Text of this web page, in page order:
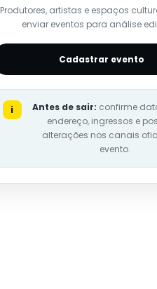
Produtores, artistas e espaços
enviar eventos para análise
Cadastrar evento
i Antes de sair: confirme
endereço, ingressos e
alterações nos canais
evento.